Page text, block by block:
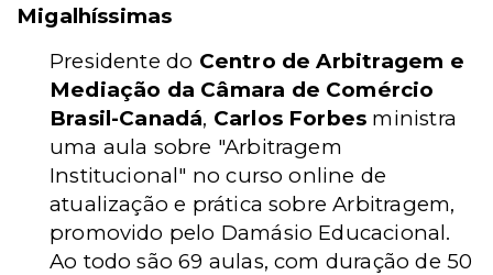
Migalhíssimas
Presidente do Centro de Arbitragem e
Mediação da Câmara de Comércio
Brasil-Canadá, Carlos Forbes ministra
uma aula sobre "Arbitragem
Institucional" no curso online de
atualização e prática sobre Arbitragem,
promovido pelo Damásio Educacional.
Ao todo são 69 aulas, com duração de 50